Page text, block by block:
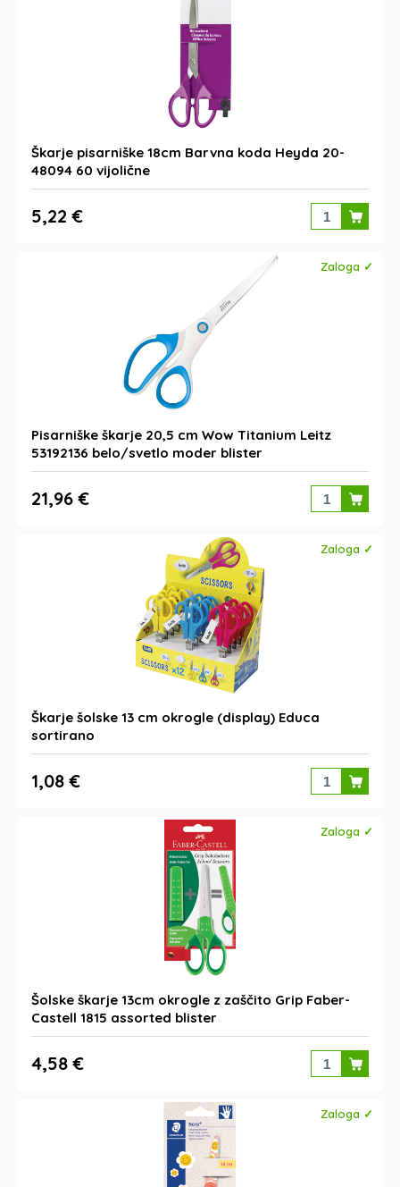
Škarje pisarniške 18cm Barvna koda Heyda 20-
48094 60 vijolične
5,22 €
Zaloga ✓
Pisarniške škarje 20,5 cm Wow Titanium Leitz
53192136 belo/svetlo moder blister
21,96 €
Zaloga ✓
Škarje šolske 13 cm okrogle (display) Educa
sortirano
1,08 €
Zaloga ✓
Šolske škarje 13cm okrogle z zaščito Grip Faber-
Castell 1815 assorted blister
4,58 €
Zaloga ✓